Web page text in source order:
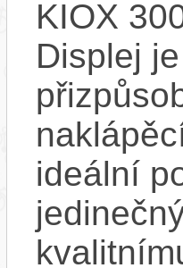
KIOX
Displej
ideální